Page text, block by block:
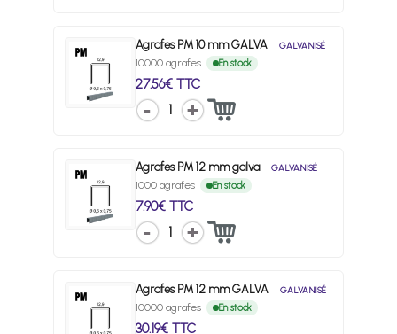
Agrafes PM 10 mm GALVA GALVANISÉ
10000 agrafes En stock
27.56€ TTC
1
Agrafes PM 12 mm galva GALVANISÉ
1000 agrafes En stock
7.90€ TTC
1
Agrafes PM 12 mm GALVA GALVANISÉ
10000 agrafes En stock
30.19€ TTC